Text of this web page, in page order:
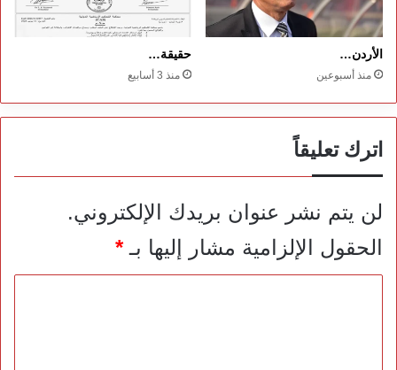
الأردن…
منذ أسبوعين
حقيقة…
منذ 3 أسابيع
اترك تعليقاً
لن يتم نشر عنوان بريدك الإلكتروني.
الحقول الإلزامية مشار إليها بـ*